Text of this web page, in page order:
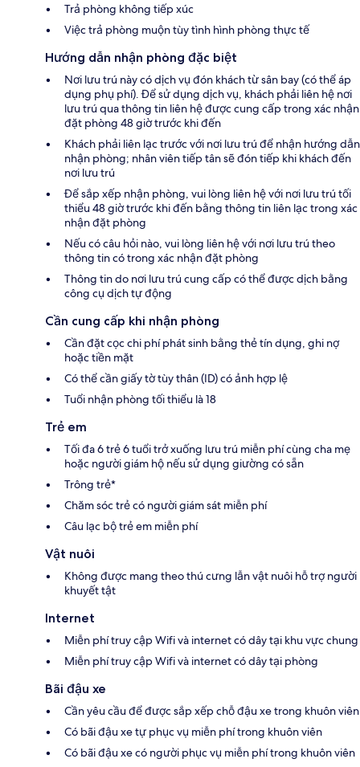
Trả phòng không tiếp xúc
Việc trả phòng muộn tùy tình hình phòng thực tế
Hướng dẫn nhận phòng đặc biệt
Nơi lưu trú này có dịch vụ đón khách từ sân bay (có thể áp
dụng phụ phí). Để sử dụng dịch vụ, khách phải liên hệ nơi
lưu trú qua thông tin liên hệ được cung cấp trong xác nhận
đặt phòng 48 giờ trước khi đến
Khách phải liên lạc trước với nơi lưu trú để nhận hướng dẫn
nhận phòng; nhân viên tiếp tân sẽ đón tiếp khi khách đến
nơi lưu trú
Để sắp xếp nhận phòng, vui lòng liên hệ với nơi lưu trú tối
thiểu 48 giờ trước khi đến bằng thông tin liên lạc trong xác
nhận đặt phòng
Nếu có câu hỏi nào, vui lòng liên hệ với nơi lưu trú theo
thông tin có trong xác nhận đặt phòng
Thông tin do nơi lưu trú cung cấp có thể được dịch bằng
công cụ dịch tự động
Cần cung cấp khi nhận phòng
Cần đặt cọc chi phí phát sinh bằng thẻ tín dụng, ghi nợ
hoặc tiền mặt
Có thể cần giấy tờ tùy thân (ID) có ảnh hợp lệ
Tuổi nhận phòng tối thiểu là 18
Trẻ em
Tối đa 6 trẻ 6 tuổi trở xuống lưu trú miễn phí cùng cha mẹ
hoặc người giám hộ nếu sử dụng giường có sẵn
Trông trẻ*
Chăm sóc trẻ có người giám sát miễn phí
Câu lạc bộ trẻ em miễn phí
Vật nuôi
Không được mang theo thú cưng lẫn vật nuôi hỗ trợ người
khuyết tật
Internet
Miễn phí truy cập Wifi và internet có dây tại khu vực chung
Miễn phí truy cập Wifi và internet có dây tại phòng
Bãi đậu xe
Cần yêu cầu để được sắp xếp chỗ đậu xe trong khuôn viên
Có bãi đậu xe tự phục vụ miễn phí trong khuôn viên
Có bãi đậu xe có người phục vụ miễn phí trong khuôn viên